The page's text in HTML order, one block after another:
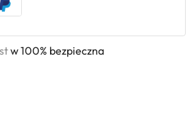
w 100% bezpieczna